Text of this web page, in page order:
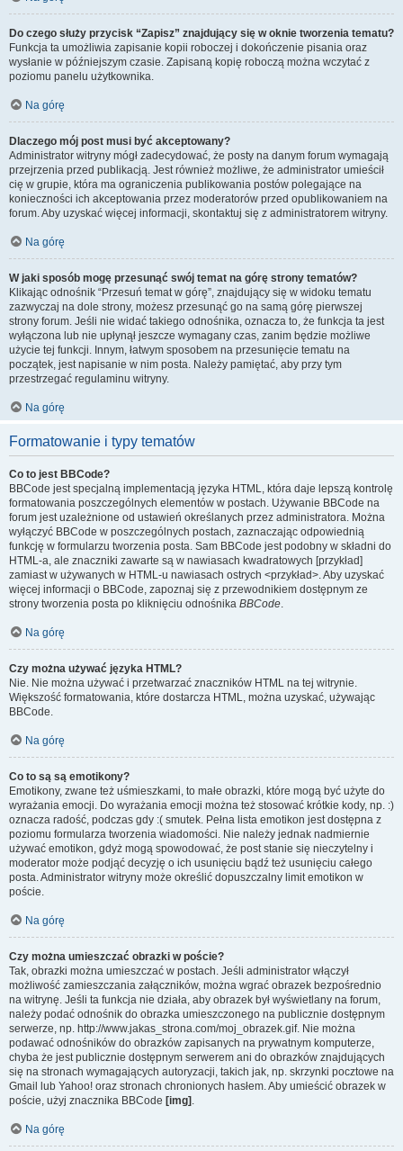
Do czego służy przycisk “Zapisz” znajdujący się w oknie tworzenia tematu?
Funkcja ta umożliwia zapisanie kopii roboczej i dokończenie pisania oraz
wysłanie w późniejszym czasie. Zapisaną kopię roboczą można wczytać z
poziomu panelu użytkownika.
Na górę
Dlaczego mój post musi być akceptowany?
Administrator witryny mógł zadecydować, że posty na danym forum wymagają
przejrzenia przed publikacją. Jest również możliwe, że administrator umieścił
cię w grupie, która ma ograniczenia publikowania postów polegające na
konieczności ich akceptowania przez moderatorów przed opublikowaniem na
forum. Aby uzyskać więcej informacji, skontaktuj się z administratorem witryny.
Na górę
W jaki sposób mogę przesunąć swój temat na górę strony tematów?
Klikając odnośnik “Przesuń temat w górę”, znajdujący się w widoku tematu
zazwyczaj na dole strony, możesz przesunąć go na samą górę pierwszej
strony forum. Jeśli nie widać takiego odnośnika, oznacza to, że funkcja ta jest
wyłączona lub nie upłynął jeszcze wymagany czas, zanim będzie możliwe
użycie tej funkcji. Innym, łatwym sposobem na przesunięcie tematu na
początek, jest napisanie w nim posta. Należy pamiętać, aby przy tym
przestrzegać regulaminu witryny.
Na górę
Formatowanie i typy tematów
Co to jest BBCode?
BBCode jest specjalną implementacją języka HTML, która daje lepszą kontrolę
formatowania poszczególnych elementów w postach. Używanie BBCode na
forum jest uzależnione od ustawień określanych przez administratora. Można
wyłączyć BBCode w poszczególnych postach, zaznaczając odpowiednią
funkcję w formularzu tworzenia posta. Sam BBCode jest podobny w składni do
HTML-a, ale znaczniki zawarte są w nawiasach kwadratowych [przykład]
zamiast w używanych w HTML-u nawiasach ostrych <przykład>. Aby uzyskać
więcej informacji o BBCode, zapoznaj się z przewodnikiem dostępnym ze
strony tworzenia posta po kliknięciu odnośnika BBCode.
Na górę
Czy można używać języka HTML?
Nie. Nie można używać i przetwarzać znaczników HTML na tej witrynie.
Większość formatowania, które dostarcza HTML, można uzyskać, używając
BBCode.
Na górę
Co to są są emotikony?
Emotikony, zwane też uśmieszkami, to małe obrazki, które mogą być użyte do
wyrażania emocji. Do wyrażania emocji można też stosować krótkie kody, np. :)
oznacza radość, podczas gdy :( smutek. Pełna lista emotikon jest dostępna z
poziomu formularza tworzenia wiadomości. Nie należy jednak nadmiernie
używać emotikon, gdyż mogą spowodować, że post stanie się nieczytelny i
moderator może podjąć decyzję o ich usunięciu bądź też usunięciu całego
posta. Administrator witryny może określić dopuszczalny limit emotikon w
poście.
Na górę
Czy można umieszczać obrazki w poście?
Tak, obrazki można umieszczać w postach. Jeśli administrator włączył
możliwość zamieszczania załączników, można wgrać obrazek bezpośrednio
na witrynę. Jeśli ta funkcja nie działa, aby obrazek był wyświetlany na forum,
należy podać odnośnik do obrazka umieszczonego na publicznie dostępnym
serwerze, np. http://www.jakas_strona.com/moj_obrazek.gif. Nie można
podawać odnośników do obrazków zapisanych na prywatnym komputerze,
chyba że jest publicznie dostępnym serwerem ani do obrazków znajdujących
się na stronach wymagających autoryzacji, takich jak, np. skrzynki pocztowe na
Gmail lub Yahoo! oraz stronach chronionych hasłem. Aby umieścić obrazek w
poście, użyj znacznika BBCode [img] .
Na górę